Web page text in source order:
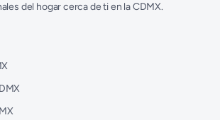
del hogar cerca de ti en la CDMX.